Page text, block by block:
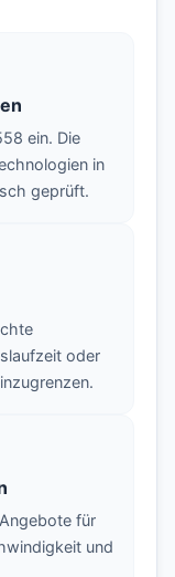
ein. Die
in
geprüft.
oder
für
und